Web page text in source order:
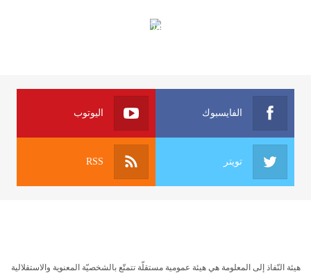
الهياكل الخاضعة لقانون النفاذ إلى المعلومة
الفايسبوك اليوتوب
تويتر RSS
هيئة النّفاذ إلى المعلومة هي هيئة عمومية مستقلّة تتمتّع بالشخصيّة المعنوية والاستقلالية